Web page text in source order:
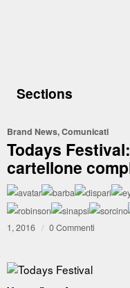
Sections
Brand News,Comunicati
Todays
cartellone
1, 2016 / 0 Commenti